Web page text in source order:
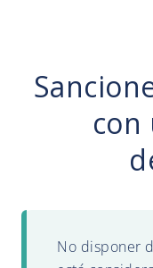
con
No disponer